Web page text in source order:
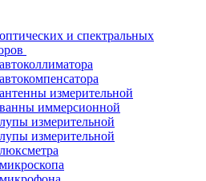
и спектральных
измерительной
иммерсионной
измерительной
измерительной